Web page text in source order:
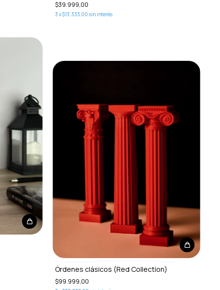
$39.999,00
3 x$13.333,00 sin interés
Órdenes clásicos (Red Collection)
$99.999,00